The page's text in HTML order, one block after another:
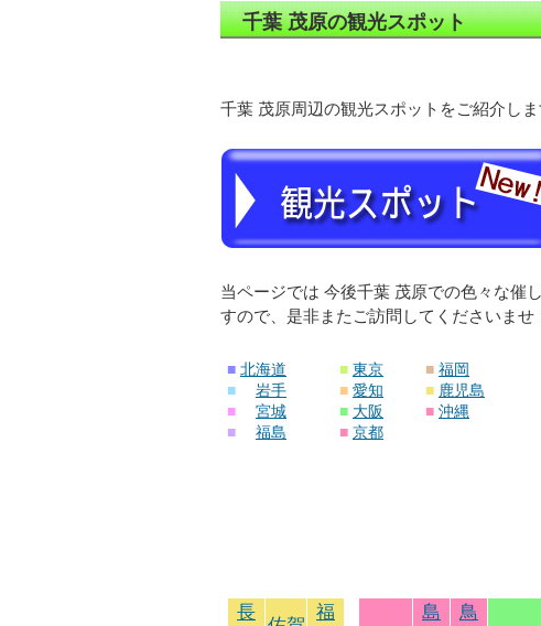
千葉 茂原の観光スポット
千葉 茂原周辺の観光スポットをご紹介しま
当ページでは 今後千葉 茂原での色々な催
すので、是非またご訪問してくださいませ
■ 北海道
■
岩手
■
宮城
■
福島
■ 東京
■ 愛知
■ 大阪
■ 京都
■ 福岡
■ 鹿児島
■ 沖縄
長
福 島 鳥